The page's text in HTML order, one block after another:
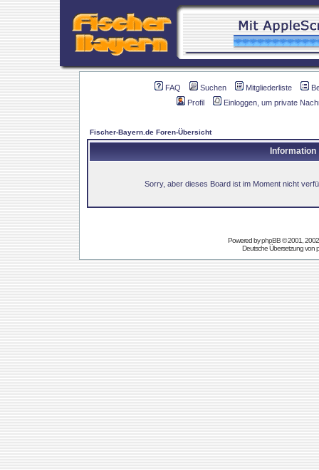
FAQ Suchen Mitgliederliste
Profil
Einloggen, um private
Fischer-Bayern.de Foren-Übersicht
Information
Sorry, aber dieses Board ist im Moment nicht
Powered byphpBB© 2001,
Deutsche Übersetzung von